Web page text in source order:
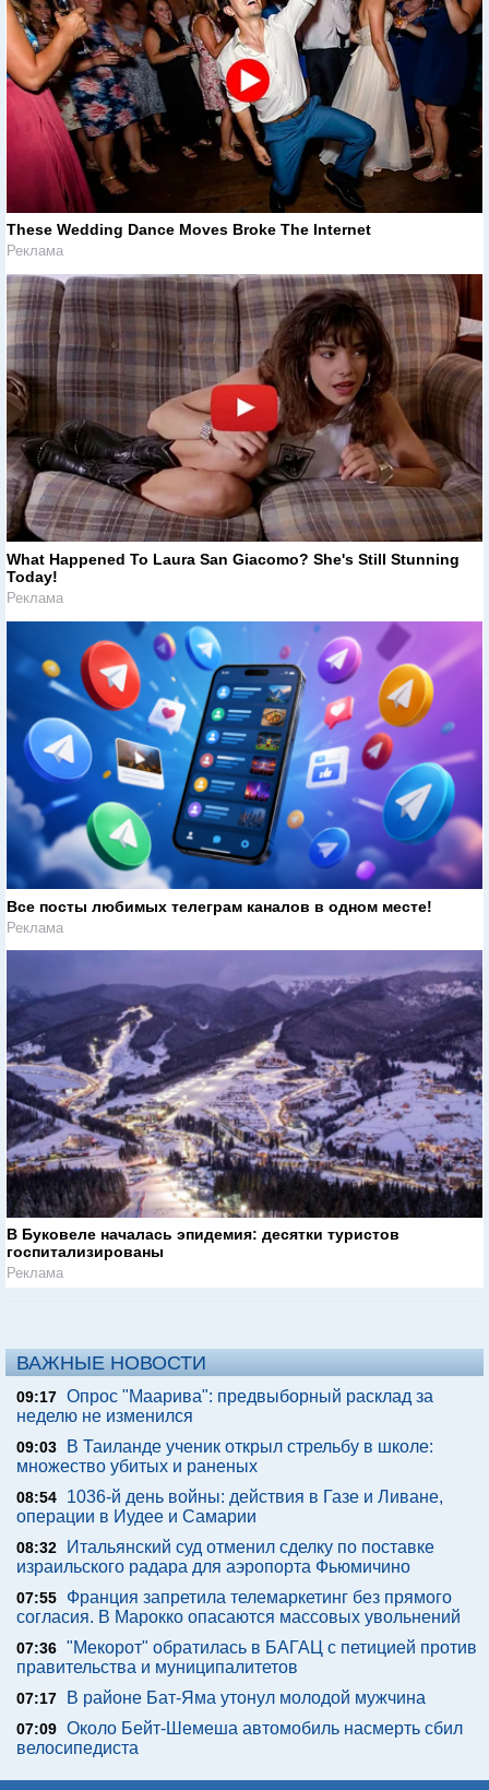
These Wedding Dance Moves Broke The Internet
Реклама
What Happened To Laura San Giacomo? She's Still Stunning
Today!
Реклама
Все посты любимых телеграм каналов в одном месте!
Реклама
В Буковеле началась эпидемия: десятки туристов
госпитализированы
Реклама
ВАЖНЫЕ НОВОСТИ
09:17 Опрос "Mаарива": предвыборный расклад за
неделю не изменился
09:03
В Таиланде ученик открыл стрельбу в школе:
множество убитых и раненых
08:54
1036-й день войны: действия в Газе и Ливане,
операции в Иудее и Самарии
08:32
Итальянский суд отменил сделку по поставке
израильского радара для аэропорта Фьюмичино
07:55
Франция запретила телемаркетинг без прямого
согласия. В Марокко опасаются массовых увольнений
07:36 "Мекорот" обратилась в БАГАЦ с петицией против
правительства и муниципалитетов
07:17 В районе Бат-Яма утонул молодой мужчина
07:09 Около Бейт-Шемеша автомобиль насмерть сбил
велосипедиста